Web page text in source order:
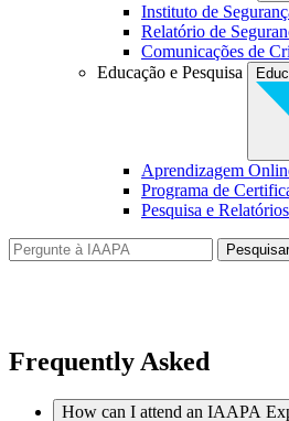
Instituto de
Relatório de
Comunicações de
Educação e Pesquisa
Aprendizagem
Programa de
Pesquisa e
Pesquisar
Frequently Asked
How can I attend an IAAPA